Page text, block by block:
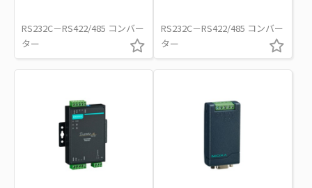
RS232C－RS422/485 コンバー
ター
RS232C－RS422/485 コンバー
ター